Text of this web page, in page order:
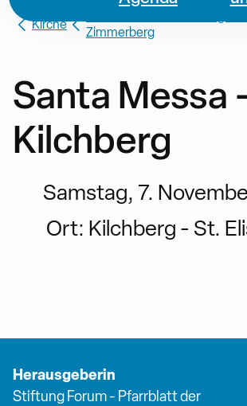
Kirche
Zimmerberg
Santa Messa
Kilchberg
Samstag, 7.
Ort: Kilchberg - St.
Herausgeberin
Stiftung Forum - Pfarrblatt der